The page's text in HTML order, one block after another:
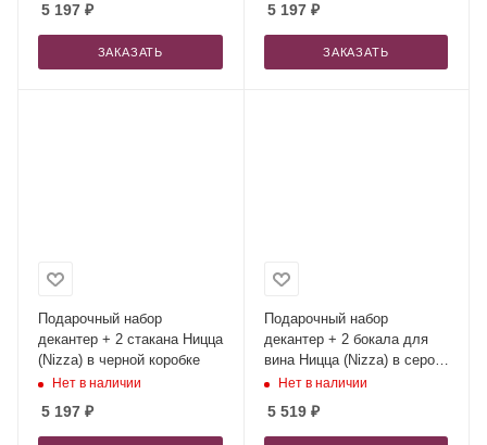
5 197 ₽
ЗАКАЗАТЬ
5 197₽
ЗАКАЗАТЬ
Подарочный набор
декантер + 2 стакана Ницца
(Nizza) в черной коробке
Нет в наличии
5 197 ₽
Подарочный набор
декантер + 2 бокала для
вина Ницца (Nizza) в серой
коробке
Нет в наличии
5 519₽